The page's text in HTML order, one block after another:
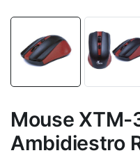
Mouse XTM-
Ambidiestro